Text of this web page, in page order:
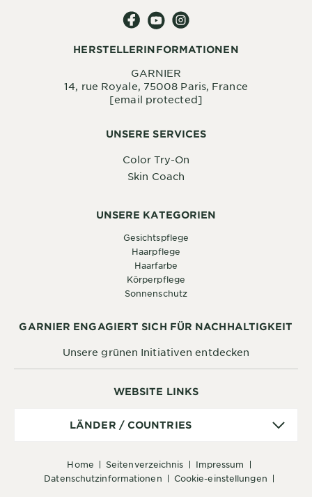
WEBSITE LINKS
home seitenverzeichnis
impressum
datenschutzinformationen
cookie-einstellungen
LÄNDER / COUNTRIES
UNSERE SERVICES
Color Try-On
Skin Coach
UNSERE KATEGORIEN
Gesichtspflege
Haarpflege
Haarfarbe
Körperpflege
Sonnenschutz
GARNIER ENGAGIERT SICH FÜR NACHHALTIGKEIT
Unsere grünen Initiativen entdecken
HERSTELLERINFORMATIONEN
GARNIER
14, rue Royale, 75008 Paris, France
[email protected]